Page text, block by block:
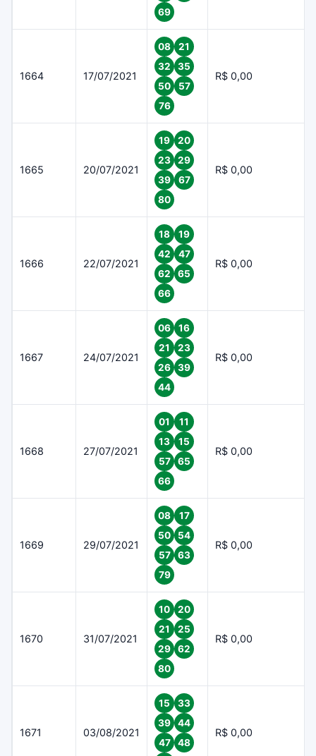
69
1664 17/07/2021
08
21
32
35
50
57
76
R$ 0,00
1665 20/07/2021
19
20
23
29
39
67
80
R$ 0,00
1666 22/07/2021
18
19
42
47
62
65
66
R$ 0,00
1667 24/07/2021
06
16
21
23
26
39
44
R$ 0,00
1668 27/07/2021
01
11
13
15
57
65
66
R$ 0,00
1669 29/07/2021
08
17
50
54
57
63
79
R$ 0,00
1670 31/07/2021
10
20
21
25
29
62
80
R$ 0,00
1671 03/08/2021
15
33
39
44
47
48
R$ 0,00